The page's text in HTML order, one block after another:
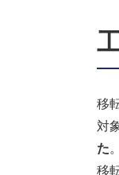
移
対
た。
移